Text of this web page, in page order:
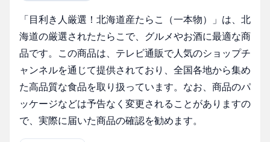
「目利き人厳選！北海道産たらこ（一本物）」は、北
海道の厳選されたたらこで、グルメやお酒に最適な商
品です。この商品は、テレビ通販で人気のショップチ
ャンネルを通じて提供されており、全国各地から集め
た高品質な食品を取り扱っています。なお、商品のパ
ッケージなどは予告なく変更されることがありますの
で、実際に届いた商品の確認を勧めます。